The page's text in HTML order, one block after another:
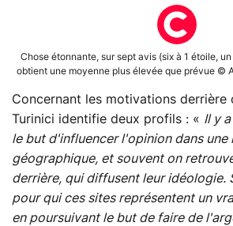
Chose étonnante, sur sept avis (six à 1 étoile,
obtient une moyenne plus élevée que prévue ©
Concernant les motivations derrière
Turinici identifie deux profils : « Il y
le but d'influencer l'opinion dans une
géographique, et souvent on
derrière, qui diffusent leur idéologie.
pour qui ces sites représentent un
en poursuivant le but de faire de